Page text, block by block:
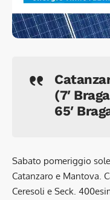
(7′
65′
Sabato pomeriggio
Catanzaro e Mantova.
Ceresoli e Seck.